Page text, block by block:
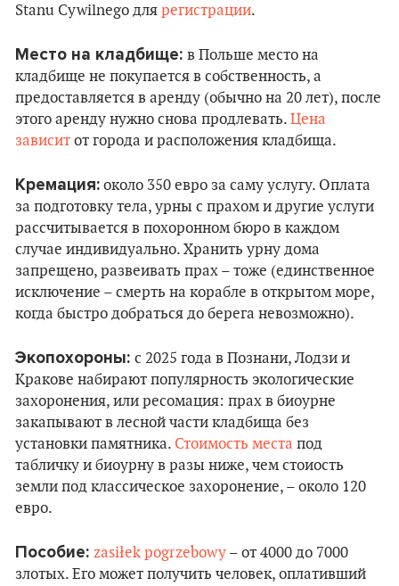
Stanu Cywilnego для регистрации.
Место на кладбище: в Польше место на
кладбище не покупается в собственность, а
предоставляется в аренду (обычно на 20 лет), после
этого аренду нужно снова продлевать. Цена
зависит от города и расположения кладбища.
Кремация: около 350 евро за саму услугу. Оплата
за подготовку тела, урны с прахом и другие услуги
рассчитывается в похоронном бюро в каждом
случае индивидуально. Хранить урну дома
запрещено, развеивать прах – тоже (единственное
исключение – смерть на корабле в открытом море,
когда быстро добраться до берега невозможно).
Экопохороны: с 2025 года в Познани, Лодзи и
Кракове набирают популярность экологические
захоронения, или ресомация: прах в биоурне
закапывают в лесной части кладбища без
установки памятника. Стоимость места под
табличку и биоурну в разы ниже, чем стоиость
земли под классическое захоронение, – около 120
евро.
Пособие: zasiłek pogrzebowy – от 4000 до 7000
злотых. Его может получить человек, оплативший